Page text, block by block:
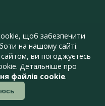
щоб забезпечити
на нашому сайті.
ви погоджуєтесь
Детальніше про
файлів cookie.